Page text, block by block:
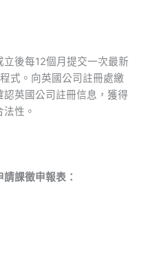
後每12個月提交一次最新
式。向英國公司註冊處繳
英國公司註冊信息，獲得
性。
課徵申報表：